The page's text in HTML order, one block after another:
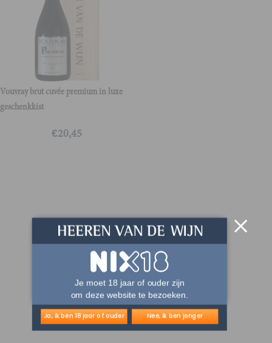
Vouvray brut cuvée premium in luxe
geschenkkist
€20,45
Je moet 18 jaar of ouder zijn
om deze website te bezoeken.
Ja, ik ben 18 jaar of ouder Nee, ik ben jonger